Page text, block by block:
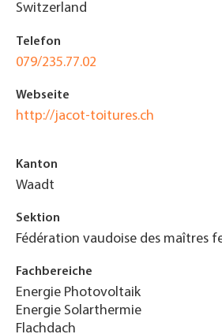
Switzerland
Telefon
079/235.77.02
Webseite
http://jacot-toitures.ch
Kanton
Waadt
Sektion
Fédération vaudoise des maîtres
Fachbereiche
Energie Photovoltaik
Energie Solarthermie
Flachdach